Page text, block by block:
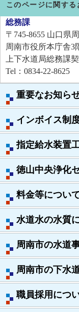
重要なお知ら
インボイス制
指定給水装置
徳山中央浄化
料金等につい
水道水の水質
周南市の水道
周南市の下水
職員採用につ
このページに関する
総務課
〒745-8655 山口県
周南市役所本庁舎3
上下水道局総務課
Tel：0834-22-8625